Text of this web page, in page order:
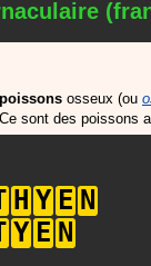
poissons osseux (ou
sont des poissons
H Y E N
Y E N